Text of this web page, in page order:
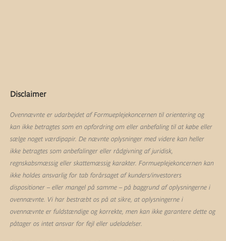
Disclaimer
Ovennævnte er udarbejdet af Formueplejekoncernen til orientering og
kan ikke betragtes som en opfordring om eller anbefaling til at købe eller
sælge noget værdipapir. De nævnte oplysninger med videre kan heller
ikke betragtes som anbefalinger eller rådgivning af juridisk,
regnskabsmæssig eller skattemæssig karakter. Formueplejekoncernen kan
ikke holdes ansvarlig for tab forårsaget af kunders/investorers
dispositioner – eller mangel på samme – på baggrund af oplysningerne i
ovennævnte. Vi har bestræbt os på at sikre, at oplysningerne i
ovennævnte er fuldstændige og korrekte, men kan ikke garantere dette og
påtager os intet ansvar for fejl eller udeladelser.